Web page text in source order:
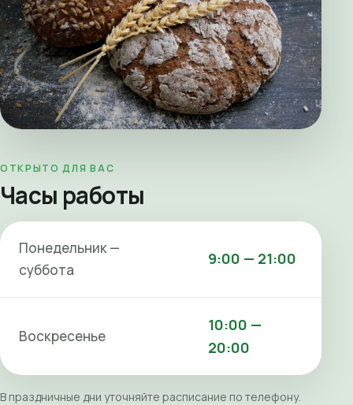
ОТКРЫТО ДЛЯ ВАС
Часы работы
Понедельник —
суббота
9:00 — 21:00
Воскресенье
10:00 —
20:00
В праздничные дни уточняйте расписание по телефону.